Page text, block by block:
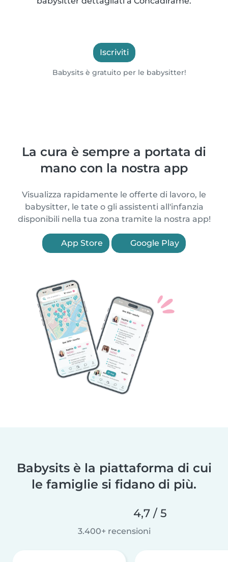
Iscriviti
Babysits è gratuito per le babysitter!
La cura è sempre a portata di
mano con la nostra app
Visualizza rapidamente le offerte di lavoro, le
babysitter, le tate o gli assistenti all'infanzia
disponibili nella tua zona tramite la nostra app!
App Store Google Play
Babysits è la piattaforma di cui
le famiglie si fidano di più.
4,7 / 5
3.400+ recensioni